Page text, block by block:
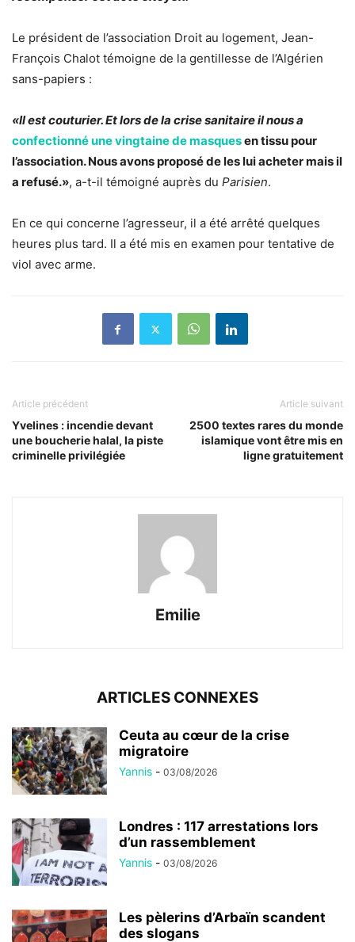
Le président de l’association Droit au logement, Jean-
François Chalot témoigne de la gentillesse de l’Algérien
sans-papiers :
«Il est couturier. Et lors de la crise sanitaire il nous a
confectionné une vingtaine de masquesen tissu pour
l’association. Nous avons proposé de les lui acheter mais il
a refusé.», a-t-il témoigné auprès du Parisien.
En ce qui concerne l’agresseur, il a été arrêté quelques
heures plus tard. Il a été mis en examen pour tentative de
viol avec arme.
Article précédent
Yvelines : incendie devant
une boucherie halal, la piste
criminelle privilégiée
Article suivant
2500 textes rares du monde
islamique vont être mis en
ligne gratuitement
Emilie
ARTICLES CONNEXES
Ceuta au cœur de la crise
migratoire
Yannis - 03/08/2026
Londres : 117 arrestations lors
d’un rassemblement
Yannis - 03/08/2026
Les pèlerins d’Arbaïn scandent
des slogans